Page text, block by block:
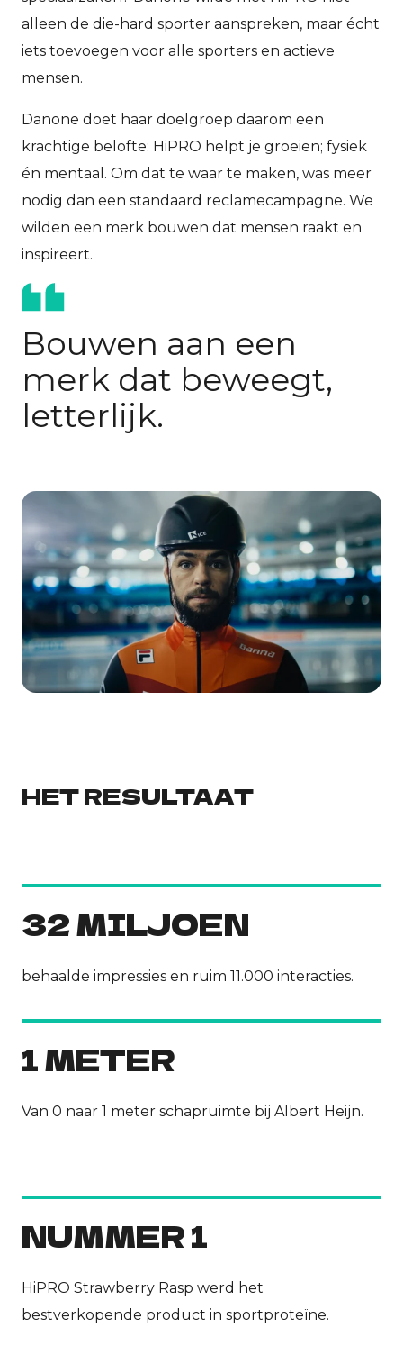
alleen de die-hard sporter aanspreken, maar écht
iets toevoegen voor alle sporters en actieve
mensen.
Danone doet haar doelgroep daarom een
krachtige belofte: HiPRO helpt je groeien; fysiek
én mentaal. Om dat te waar te maken, was meer
nodig dan een standaard reclamecampagne. We
wilden een merk bouwen dat mensen raakt en
inspireert.
Bouwen aan een
merk dat beweegt,
letterlijk.
HET RESULTAAT
32 MILJOEN
behaalde impressies en ruim 11.000 interacties.
1 METER
Van 0 naar 1 meter schapruimte bij Albert Heijn.
NUMMER 1
HiPRO Strawberry Rasp werd het
bestverkopende product in sportproteïne.